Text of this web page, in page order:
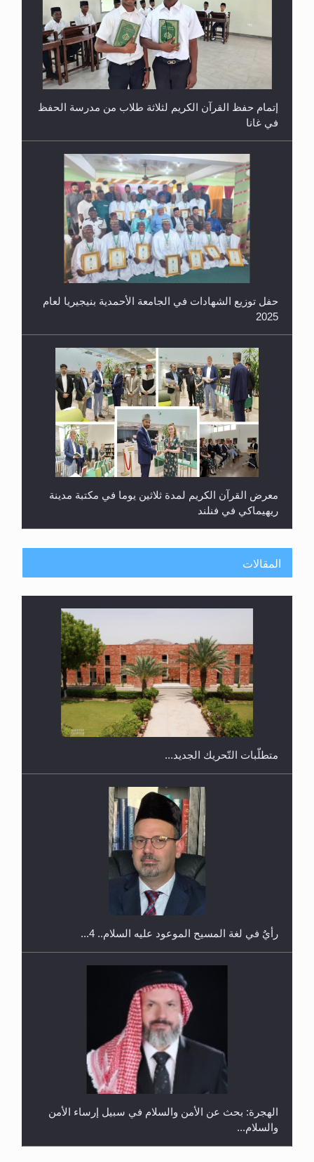
حفل توزيع الشهادات في الجامعة الأحمدية بنيجيريا لعام
2025
معرض القرآن الكريم لمدة ثلاثين يوما في مكتبة مدينة
ريهيماكي في فنلند
ندوة حول نظام الوصية في الجماعة الأحمدية في
شيتاغونغ – بنغلاديش
اليوم الوطني الرياضي لمجلس أنصار الله في هولندا
إتمام حفظ القرآن الكريم لثلاثة طلاب من مدرسة الحفظ
المقالات
رأيٌ في لغة المسيح الموعود عليه السلام.. 4...
الهجرة: بحث عن الأمن والسلام في سبيل إرساء الأمن